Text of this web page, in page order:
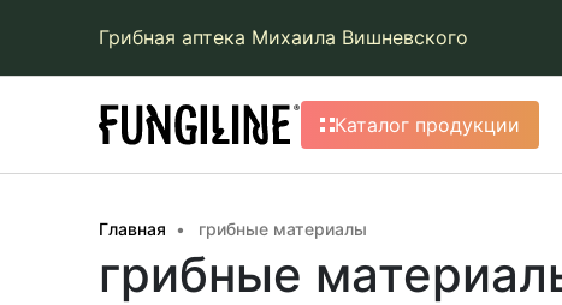
Грибная аптека Михаила Вишневского
Каталог продукции
Главная грибные материалы
грибные